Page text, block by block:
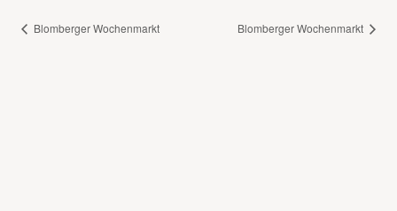
Blomberger Wochenmarkt Blomberger Wochenmarkt